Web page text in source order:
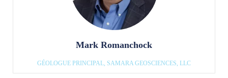
Mark Romanchock
GÉOLOGUE PRINCIPAL, SAMARA GEOSCIENCES, LLC